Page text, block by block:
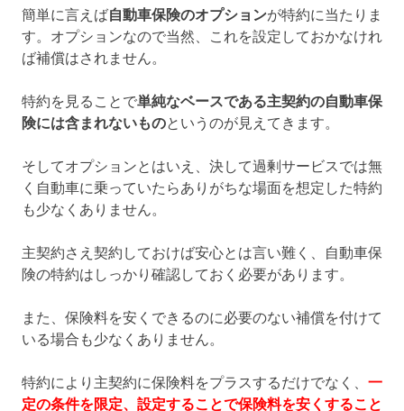
簡単に言えば自動車保険のオプションが特約に当たりま
す。オプションなので当然、これを設定しておかなけれ
ば補償はされません。
特約を見ることで単純なベースである主契約の自動車保
険には含まれないものというのが見えてきます。
そしてオプションとはいえ、決して過剰サービスでは無
く自動車に乗っていたらありがちな場面を想定した特約
も少なくありません。
主契約さえ契約しておけば安心とは言い難く、自動車保
険の特約はしっかり確認しておく必要があります。
また、保険料を安くできるのに必要のない補償を付けて
いる場合も少なくありません。
特約により主契約に保険料をプラスするだけでなく、 一
定の条件を限定、設定することで保険料を安くすること